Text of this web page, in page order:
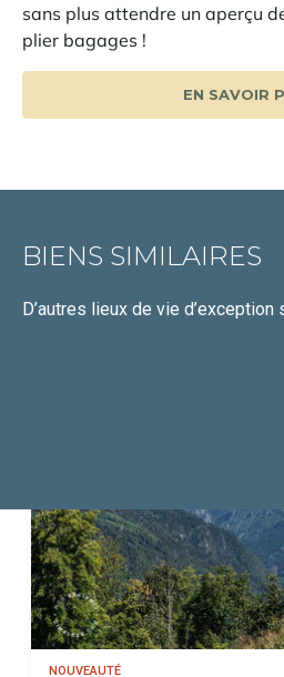
sans plus attendre un aperçu
plier bagages !
EN SAVOIR
BIENS SIMILAIRES
D’autres lieux de vie d’exception
NOUVEAUTÉ